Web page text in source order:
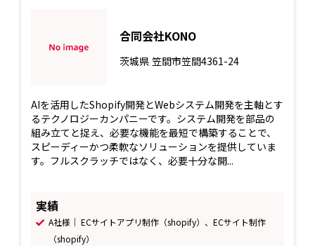
合同会社KONO
茨城県 笠間市笠間4361-24
AIを活用したShopify開発とWebシステム開発を主軸とす
るテクノロジーカンパニーです。システム開発を部品の
組み立てと捉え、必要な機能を最短で構築することで、
スピーディーかつ柔軟なソリューションを提供していま
す。フルスクラッチではなく、必要十分な開...
実績
A社様｜ ECサイトアプリ制作（shopify）、ECサイト制作
（shopify）